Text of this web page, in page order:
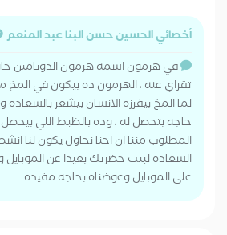
أخصائي الحسين حسن البنا عبد المنعم
في هرمون اسمه هرمون الدوبامين
تقراي عنه ، الهرمون ده بيكون في
لما المخ بيفرزه الانسان بيشعر
حاجه بتحصل له ، وده بالظبط اللي
المطلوب مننا ان احنا نحاول يكون لنا
السعاده لبنت حضرتك بعيدا عن الموبايل
على الموبايل وعوضناه بحاجه مفيده